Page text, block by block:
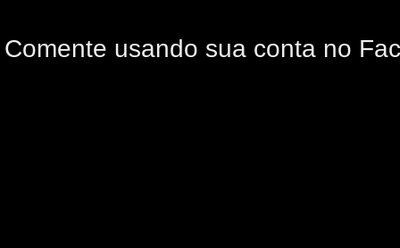
Comente usando sua conta no